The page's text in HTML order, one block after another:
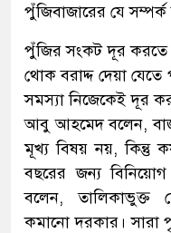
পুঁজিবাজারের যে সম্পর্ক
পুঁজির সংকট দূর করতে
থোক বরাদ্দ দেয়া
সমস্যা নিজেকেই দূর
আবু আহমেদ বলেন,
মূখ্য বিষয় নয়, কিন্তু
বছরের জন্য
বলেন, তালিকাভুক্ত
কমানো দরকার। সারা